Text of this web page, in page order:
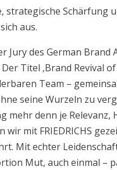
strategische Schärfung
aus.
Jury des German Brand
Titel ‚Brand Revival
Team –
seine Wurzeln zu
mehr denn je
wir mit FRIEDRICHS
Mit echter
Mut, auch einmal –